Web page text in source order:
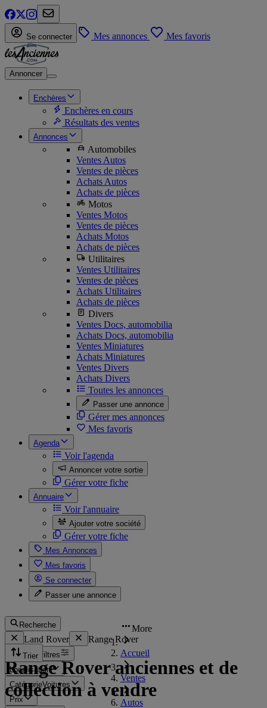
Se connecter Mes annonces Mes favoris
Annoncer
Enchères
Enchères en cours
Résultats des ventes
Annonces
Automobiles
Ventes Autos
Ventes de pièces
Achats Autos
Achats de pièces
Motos
Ventes Motos
Ventes de pièces
Achats Motos
Achats de pièces
Utilitaires
Ventes Utilitaires
Ventes de pièces
Achats Utilitaires
Achats de pièces
Divers
Ventes Docs, automobilia
Achats Docs, automobilia
Ventes Miniatures
Achats Miniatures
Ventes Divers
Achats Divers
Toutes les annonces
Passer une annonce
Gérer mes annonces
Mes favoris
Agenda
Voir l'agenda
Annoncer votre sortie
Gérer votre fiche
Annuaire
Voir l'annuaire
Ajouter votre société
Gérer votre fiche
Mes Annonces
Mes favoris
Se connecter
Passer une annonce
Recherche
Land Rover Range Rover
Tous les filtres
Localisation
CatégorieVoitures
Prix
More
Accueil
Ventes
Autos
Range Rover anciennes et de
collection à vendre
Trier